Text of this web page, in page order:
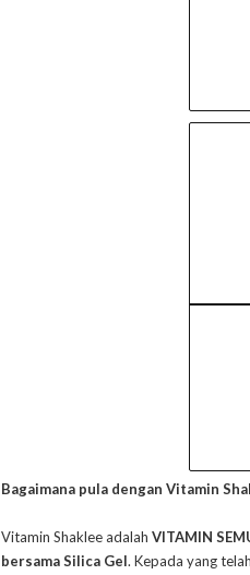
Bagaimana pula dengan Vitamin
Vitamin Shaklee adalah VITAMIN
bersama Silica Gel. Kepada yang